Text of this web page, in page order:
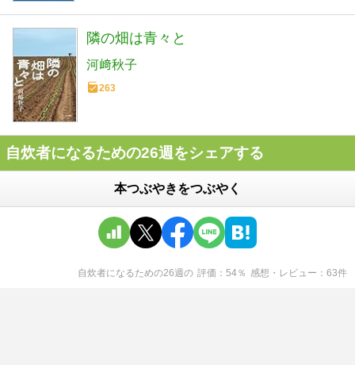
隣の畑は青々と
河﨑秋子
263
自炊者になるための26週をシェアする
本つぶやきをつぶやく
自炊者になるための26週の 評価 54％ 感想・レビュー 63件